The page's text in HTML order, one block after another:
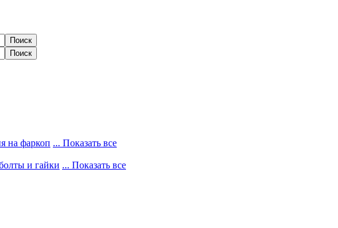
на фаркоп ... Показать все
и гайки ... Показать все